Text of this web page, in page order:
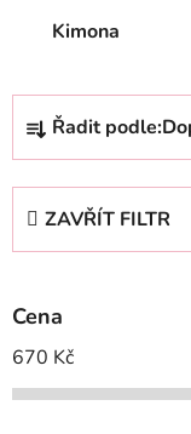
Kimona
Ř
z
p
r
o
d
Řadit podle:
ZAVŘÍT FILTR
Cena
670 Kč